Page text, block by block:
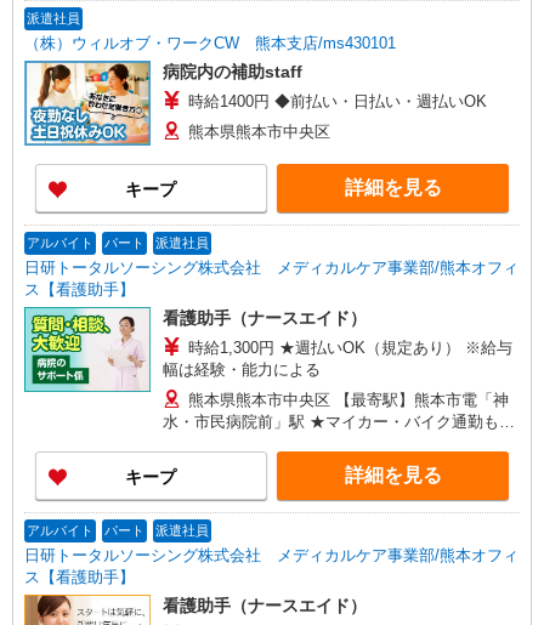
派遣社員
（株）ウィルオブ・ワークCW 熊本支店/ms430101
病院内の補助staff
時給1400円 ◆前払い・日払い・週払いOK
熊本県熊本市中央区
キープ 詳細を見る
アルバイト パート 派遣社員
日研トータルソーシング株式会社 メディカルケア事業部/熊本オフィ
ス【看護助手】
看護助手（ナースエイド）
時給1,300円 ★週払いOK（規定あり） ※給与
幅は経験・能力による
熊本県熊本市中央区 【最寄駅】熊本市電「神
水・市民病院前」駅 ★マイカー・バイク通勤も
キープ 詳細を見る
アルバイト パート 派遣社員
日研トータルソーシング株式会社 メディカルケア事業部/熊本オフィ
ス【看護助手】
看護助手（ナースエイド）